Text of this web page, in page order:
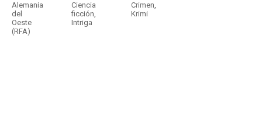
Alemania
del
Oeste
(RFA)
Ciencia
ficción,
Intriga
Crimen,
Krimi